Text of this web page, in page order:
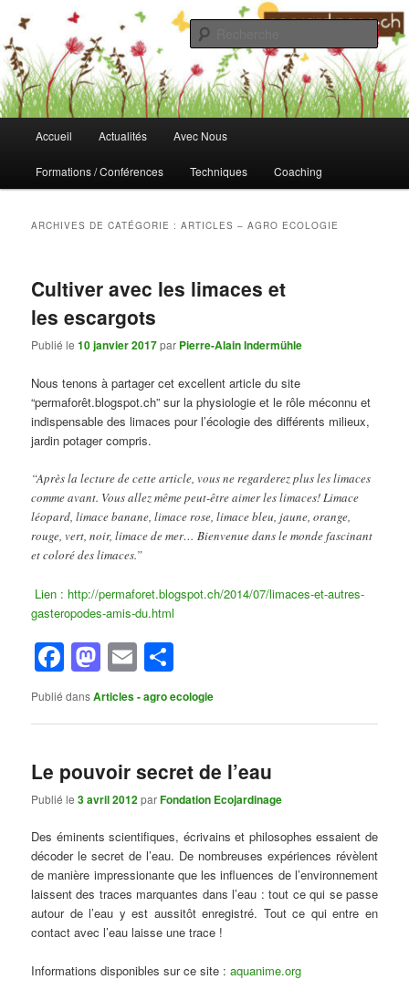
contenu
principal
contenu
secondaireFondation Ecojardinage
principal
Accueil Actualités Avec Nous
Formations / Conférences Techniques Coaching
ARCHIVES DE CATÉGORIE :ARTICLES – AGRO ECOLOGIE
Cultiver avec les limaces et
les escargots
Publié le10 janvier 2017par Pierre-Alain Indermühle
Nous tenons à partager cet excellent article du site
“permaforêt.blogspot.ch” sur la physiologie et le rôle méconnu et
indispensable des limaces pour l’écologie des différents milieux,
jardin potager compris.
“Après la lecture de cette article, vous ne regarderez plus les limaces
comme avant. Vous allez même peut-être aimer les limaces! Limace
léopard, limace banane, limace rose, limace bleu, jaune, orange,
rouge, vert, noir, limace de mer… Bienvenue dans le monde fascinant
et coloré des limaces.”
Lien : http://permaforet.blogspot.ch/2014/07/limaces-et-autres-
gasteropodes-amis-du.html
Facebook
Mastodon
Email
Publié dansArticles - agro ecologie
Le pouvoir secret de l’eau
Publié le3 avril 2012parFondation Ecojardinage
Des éminents scientifiques, écrivains et philosophes essaient de
décoder le secret de l’eau. De nombreuses expériences révèlent
de manière impressionante que les influences de l’environnement
laissent des traces marquantes dans l’eau : tout ce qui se passe
autour de l’eau y est aussitôt enregistré. Tout ce qui entre en
contact avec l’eau laisse une trace !
Informations disponibles sur ce site :aquanime.org